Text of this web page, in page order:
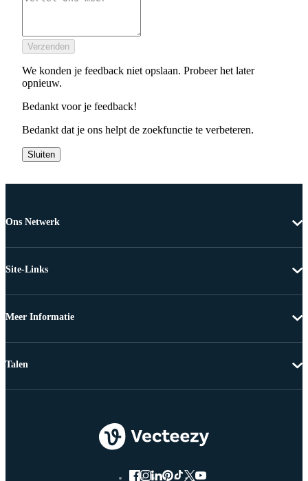
Verzenden
We konden je feedback niet opslaan. Probeer het later
opnieuw.
Bedankt voor je feedback!
Bedankt dat je ons helpt de zoekfunctie te verbeteren.
Sluiten
Ons Netwerk
Site-Links
Meer Informatie
Talen